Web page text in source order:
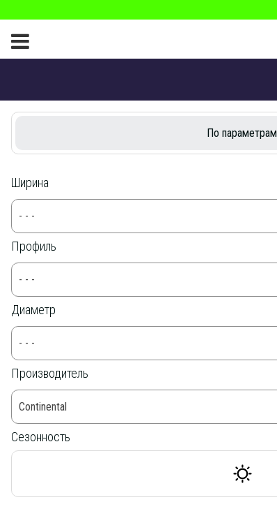
По параметрам
Ширина
- - -
Профиль
- - -
Диаметр
- - -
Производитель
Continental
Сезонность